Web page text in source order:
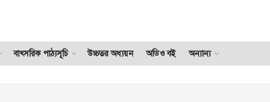
বাৎসরিক পাঠ্যসূচি উচ্চতর অধ্যয়ন অডিও বই অন্যান্য